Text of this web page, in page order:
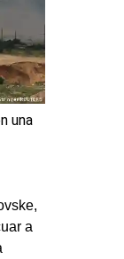
una
a